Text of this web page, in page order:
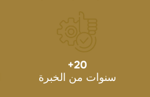
20
+
سنوات من الخبرة